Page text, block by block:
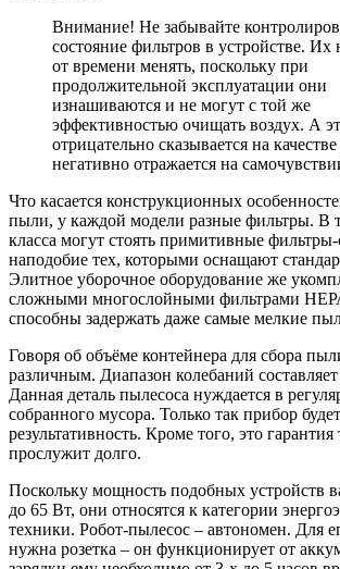
Внимание! Не забывайте
состояние фильтров в устройстве.
от времени менять, поскольку при
продолжительной эксплуатации они
изнашиваются и не могут с той же
эффективностью очищать воздух. А
отрицательно сказывается на
негативно отражается на
Что касается конструкционных
пыли, у каждой модели разные фильтры. В
класса могут стоять примитивные
наподобие тех, которыми оснащают
Элитное уборочное оборудование же
сложными многослойными фильтрами
способны задержать даже самые мелкие
Говоря об объёме контейнера для сбора
различным. Диапазон колебаний
Данная деталь пылесоса нуждается в
собранного мусора. Только так прибор
результативность. Кроме того, это гарантия
прослужит долго.
Поскольку мощность подобных устройств
до 65 Вт, они относятся к категории
техники. Робот-пылесос – автономен. Для
нужна розетка – он функционирует от